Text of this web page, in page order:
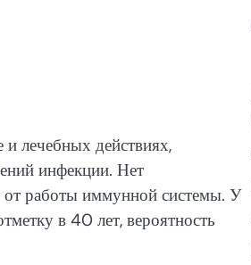
лечебных действиях,
инфекции. Нет
от работы иммунной системы. У
в 40 лет, вероятность